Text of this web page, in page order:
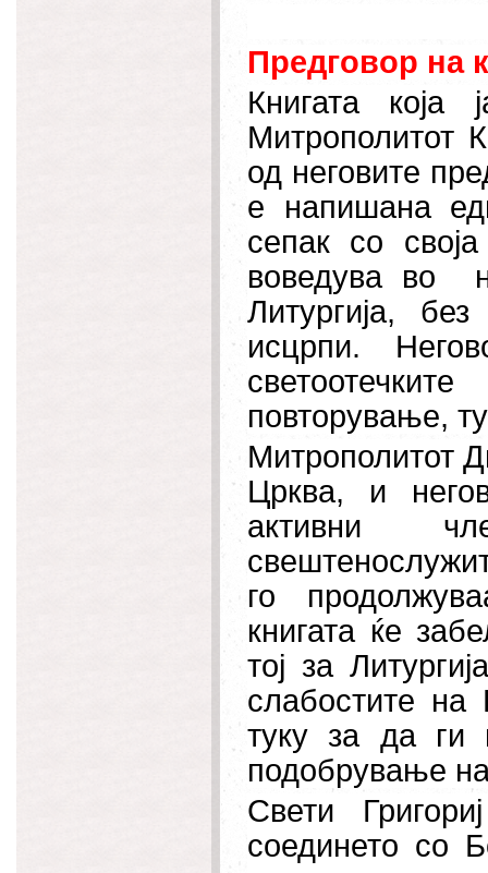
Предговор на
Книгата
Митрополитот
од неговите
е напишана
сепак со
воведува во
Литургија,
исцрпи.
повторување,
Митрополитот
Црква, и
активни
го
книгата ќе
тој за
слабостите на
туку за да ги
подобрување
Свети
соединето со